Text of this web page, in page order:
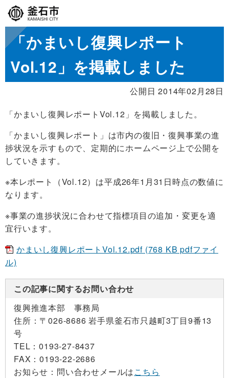
「かまいし復興レポート
Vol.12」を掲載しました
公開日 2014年02月28日
「かまいし復興レポートVol.12」を掲載しました。
「かまいし復興レポート」は市内の復旧・復興事業の進
捗状況を示すもので、定期的にホームページ上で公開を
していきます。
※本レポート（Vol.12）は平成26年1月31日時点の数値に
なります。
※事業の進捗状況に合わせて指標項目の追加・変更を適
宜行います。
かまいし復興レポートVol.12.pdf (768 KB pdfファイ
ル)
この記事に関するお問い合わせ
復興推進本部 事務局
住所： 〒026-8686 岩手県釜石市只越町3丁目9番13
号
TEL：0193-27-8437
FAX：0193-22-2686
お知らせ： 問い合わせメールはこちら